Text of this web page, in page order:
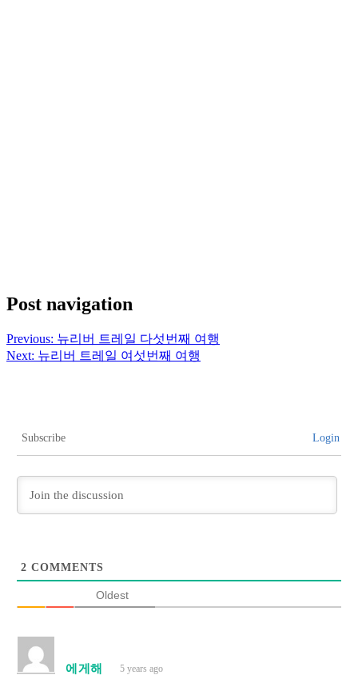
Post navigation
Previous: 뉴리버 트레일 다섯번째 여행
Next: 뉴리버 트레일 여섯번째 여행
Subscribe Login
2 COMMENTS
Oldest
에게해 5 years ago